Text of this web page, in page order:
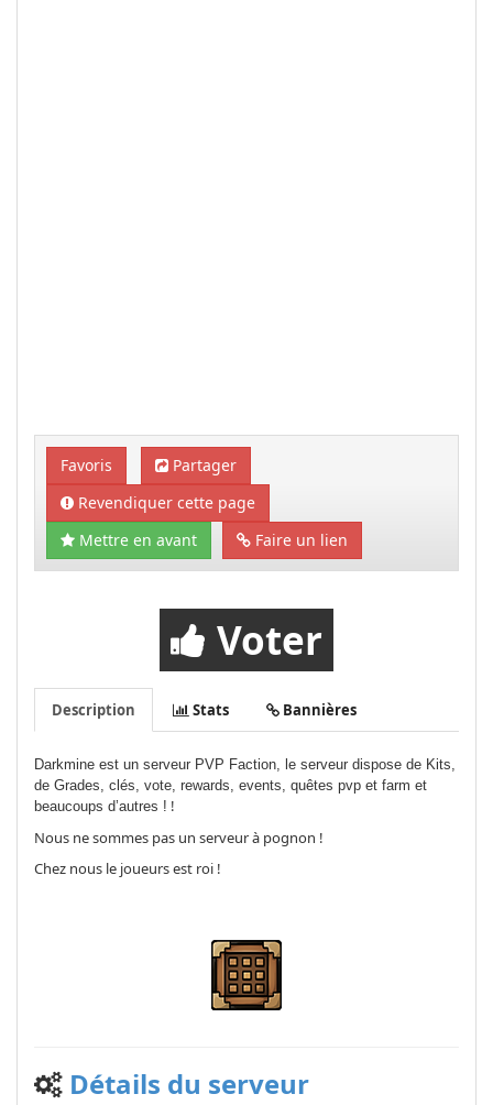
Favoris
Partager
Revendiquer cette page
Mettre en avant
Faire un lien
Voter
Description Stats Bannières
Darkmine est un serveur PVP Faction, le serveur dispose de Kits,
de Grades, clés, vote, rewards, events, quêtes pvp et farm et
beaucoups d’autres ! !
Nous ne sommes pas un serveur à pognon !
Chez nous le joueurs est roi !
Détails du serveur